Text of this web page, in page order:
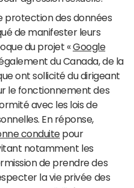
protection des données
de manifester leurs
du projet «Google
également du Canada, de la
ont sollicité du dirigeant
le fonctionnement des
avec les lois de
En réponse,
conduitepour
notamment les
de prendre des
la vie privée des